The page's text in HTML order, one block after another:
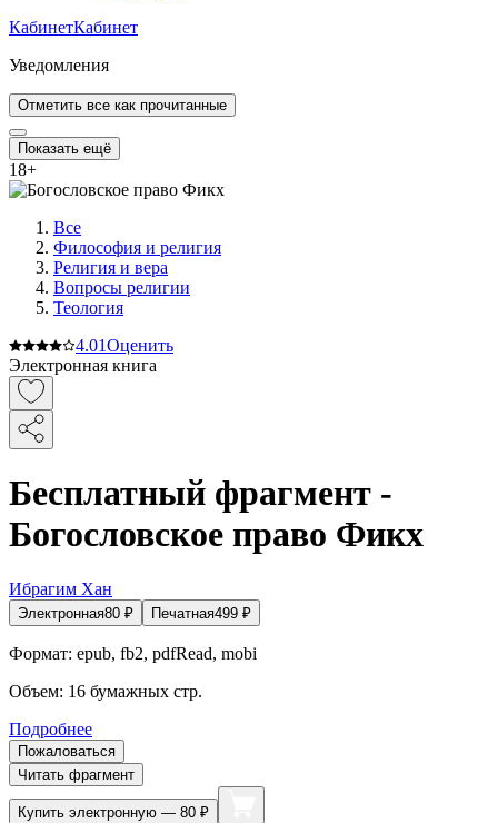
КабинетКабинет
Уведомления
Отметить все как прочитанные
Показать ещё
18+
Все
Философия и религия
Религия и вера
Вопросы религии
Теология
4.01Оценить
Электронная книга
Бесплатный фрагмент -
Богословское право Фикх
Ибрагим Хан
Электронная80 ₽ Печатная499 ₽
Формат: epub, fb2, pdfRead, mobi
Объем: 16 бумажных стр.
Подробнее
Пожаловаться
Читать фрагмент
Купить электронную — 80 ₽